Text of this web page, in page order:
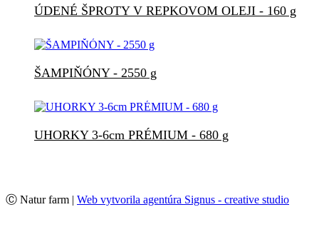
ÚDENÉ ŠPROTY V REPKOVOM OLEJI - 160 g
ŠAMPIŇÓNY - 2550 g
UHORKY 3-6cm PRÉMIUM - 680 g
Ⓒ Natur farm | Web vytvorila agentúra Signus - creative studio